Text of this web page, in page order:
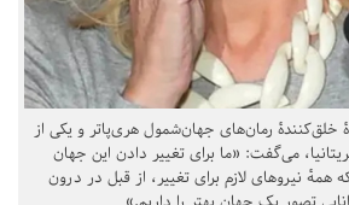
رمان‌های جهان‌شمول هری‌پاتر و یکی از
می‌گفت: «ما برای تغییر دادن این جهان
همهٔ نیروهای لازم برای تغییر، از قبل در درون